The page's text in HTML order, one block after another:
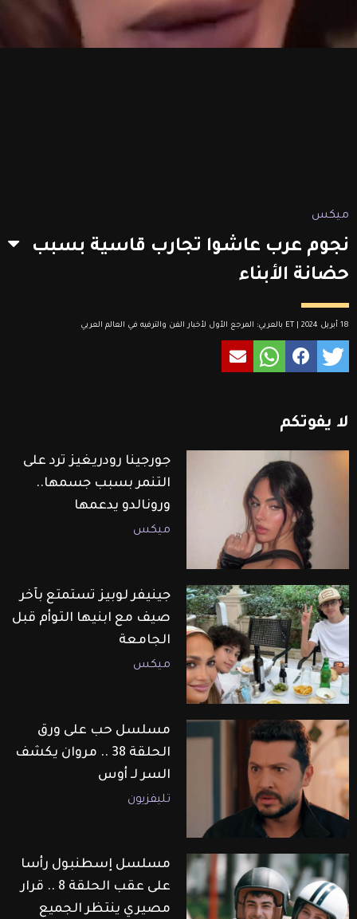
ميكس
نجوم عرب عاشوا تجارب قاسية بسبب
حضانة الأبناء
18 أبريل 2024 | ET بالعربي: المرجع الأول لأخبار الفن والترفيه في العالم العربي
لا يفوتكم
جورجينا رودريغيز ترد على
التنمر بسبب جسمها..
ورونالدو يدعمها
ميكس
جينيفر لوبيز تستمتع بآخر
صيف مع ابنيها التوأم قبل
الجامعة
ميكس
مسلسل حب على ورق
الحلقة 38 .. مروان يكشف
السر لـ أوس
تليفزيون
مسلسل إسطنبول رأسا
على عقب الحلقة 8 .. قرار
مصيري ينتظر الجميع